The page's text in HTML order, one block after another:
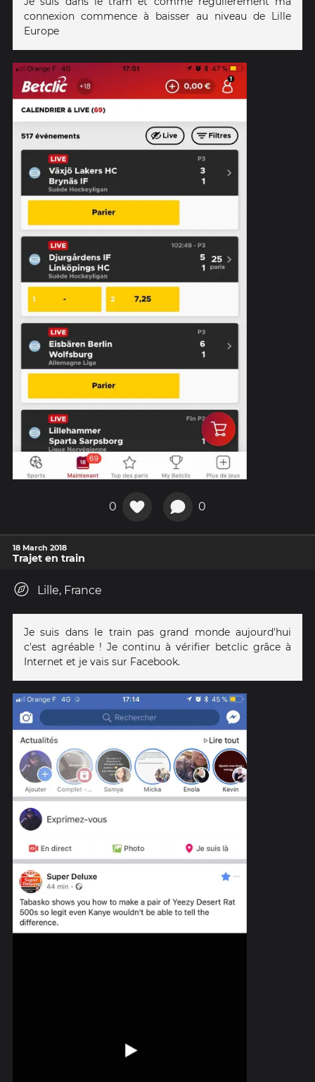
connexion commence à baisser au niveau de Lille
Europe
0 0
18 March 2018
Trajet en train
Lille, France
Je suis dans le train pas grand monde aujourd'hui
c'est agréable ! Je continu à vérifier betclic grâce à
Internet et je vais sur Facebook.